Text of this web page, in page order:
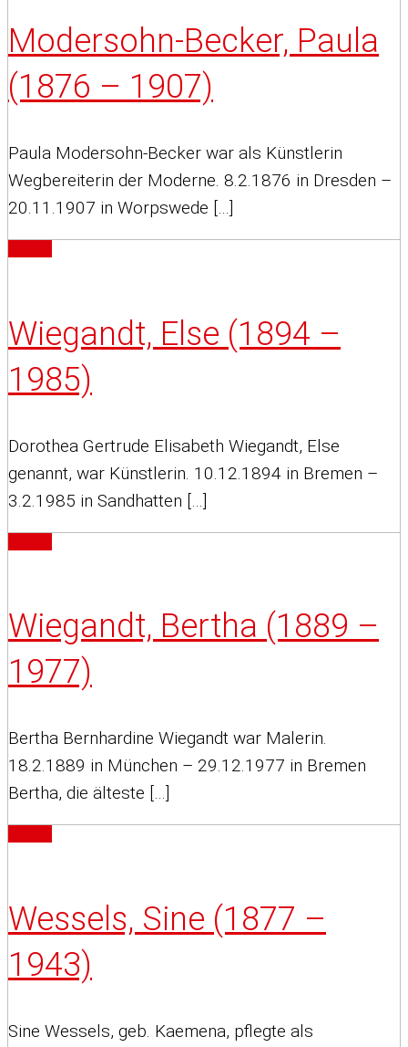
Modersohn-Becker, Paula
(1876 – 1907)
Paula Modersohn-Becker war als Künstlerin
Wegbereiterin der Moderne. 8.2.1876 in Dresden –
20.11.1907 in Worpswede […]
Wiegandt, Else (1894 –
1985)
Dorothea Gertrude Elisabeth Wiegandt, Else
genannt, war Künstlerin. 10.12.1894 in Bremen –
3.2.1985 in Sandhatten […]
Wiegandt, Bertha (1889 –
1977)
Bertha Bernhardine Wiegandt war Malerin.
18.2.1889 in München – 29.12.1977 in Bremen
Bertha, die älteste […]
Wessels, Sine (1877 –
1943)
Sine Wessels, geb. Kaemena, pflegte als